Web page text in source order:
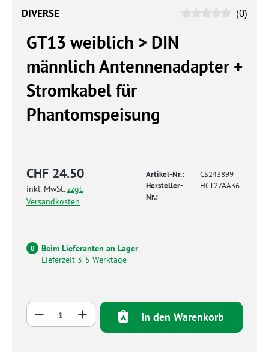
DIVERSE (0)
GT13 weiblich > DIN
männlich Antennenadapter +
Stromkabel für
Phantomspeisung
CHF 24.50
inkl. MwSt.zzgl.
Versandkosten
Artikel-Nr.:
CS243899
Hersteller-
Nr.:
HCT27AA36
0
Beim Lieferanten an Lager
Lieferzeit 3-5 Werktage
Produkt Anzahl: Gib den gewünschten
In den Warenkorb